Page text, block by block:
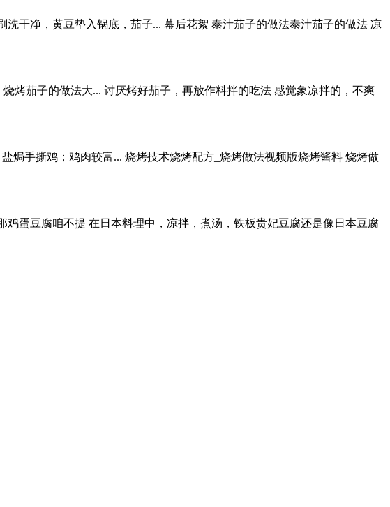
干净，黄豆垫入锅底，茄子... 幕后花絮 泰汁茄子的做法泰汁茄子的做法 凉
烤茄子的做法大... 讨厌烤好茄子，再放作料拌的吃法 感觉象凉拌的，不爽
焗手撕鸡；鸡肉较富... 烧烤技术烧烤配方_烧烤做法视频版烧烤酱料 烧烤做
蛋豆腐咱不提 在日本料理中，凉拌，煮汤，铁板贵妃豆腐还是像日本豆腐